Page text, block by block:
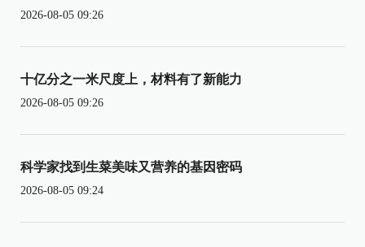
2026-08-05 09:26
十亿分之一米尺度上，材料有了新能力
2026-08-05 09:26
科学家找到生菜美味又营养的基因密码
2026-08-05 09:24